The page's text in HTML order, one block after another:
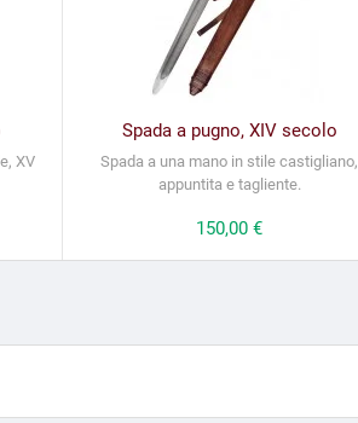
XV
Spada a pugno, XIV secolo
Spada a una mano in stile castigliano,
appuntita e tagliente.
Prezzo
150,00 €